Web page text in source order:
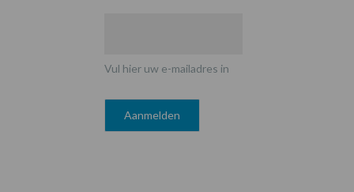
Vul hier uw e-mailadres in